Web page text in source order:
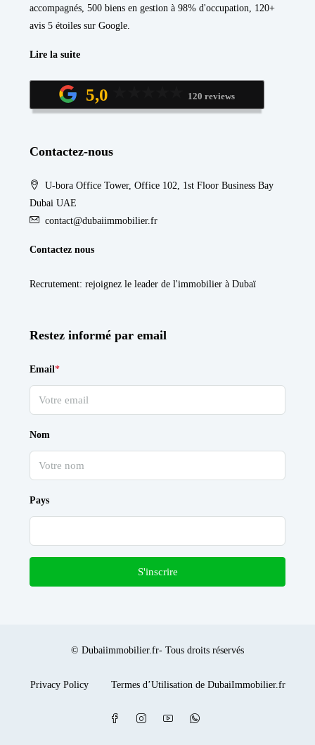
accompagnés, 500 biens en gestion à 98% d'occupation, 120+
avis 5 étoiles sur Google.
Lire la suite
5,0 120 reviews
Contactez-nous
U-bora Office Tower, Office 102, 1st Floor Business Bay
Dubai UAE
contact@dubaiimmobilier.fr
Contactez nous
Recrutement: rejoignez le leader de l'immobilier à Dubaï
Restez informé par email
Email*
Nom
Pays
S'inscrire
© Dubaiimmobilier.fr- Tous droits réservés
Privacy Policy Termes d’Utilisation de DubaiImmobilier.fr